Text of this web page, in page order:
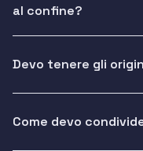
al confine?
Devo tenere gli
Come devo